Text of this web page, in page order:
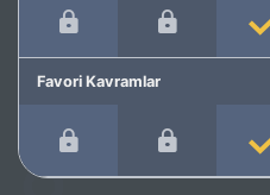
Favori Kavramlar